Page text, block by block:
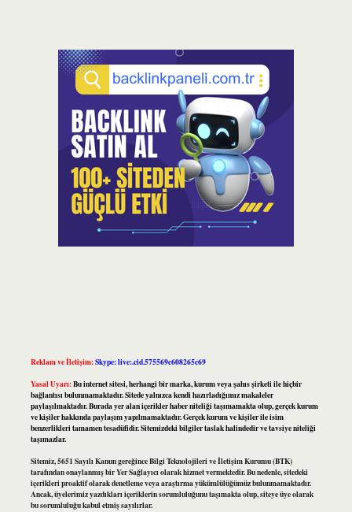
Reklam ve İletişim:Skype: live:.cid.575569c608265c69
Yasal Uyarı:Bu internet sitesi, herhangi bir marka, kurum veya şahıs şirketi ile hiçbir
bağlantısı bulunmamaktadır. Sitede yalnızca kendi hazırladığımız makaleler
paylaşılmaktadır. Burada yer alan içerikler haber niteliği taşımamakta olup, gerçek kurum
ve kişiler hakkında paylaşım yapılmamaktadır. Gerçek kurum ve kişiler ile isim
benzerlikleri tamamen tesadüfidir. Sitemizdeki bilgiler taslak halindedir ve tavsiye niteliği
taşımazlar.
Sitemiz, 5651 Sayılı Kanun gereğince Bilgi Teknolojileri ve İletişim Kurumu (BTK)
tarafından onaylanmış bir Yer Sağlayıcı olarak hizmet vermektedir. Bu nedenle, sitedeki
içerikleri proaktif olarak denetleme veya araştırma yükümlülüğümüz bulunmamaktadır.
Ancak, üyelerimiz yazdıkları içeriklerin sorumluluğunu taşımakta olup, siteye üye olarak
bu sorumluluğu kabul etmiş sayılırlar.